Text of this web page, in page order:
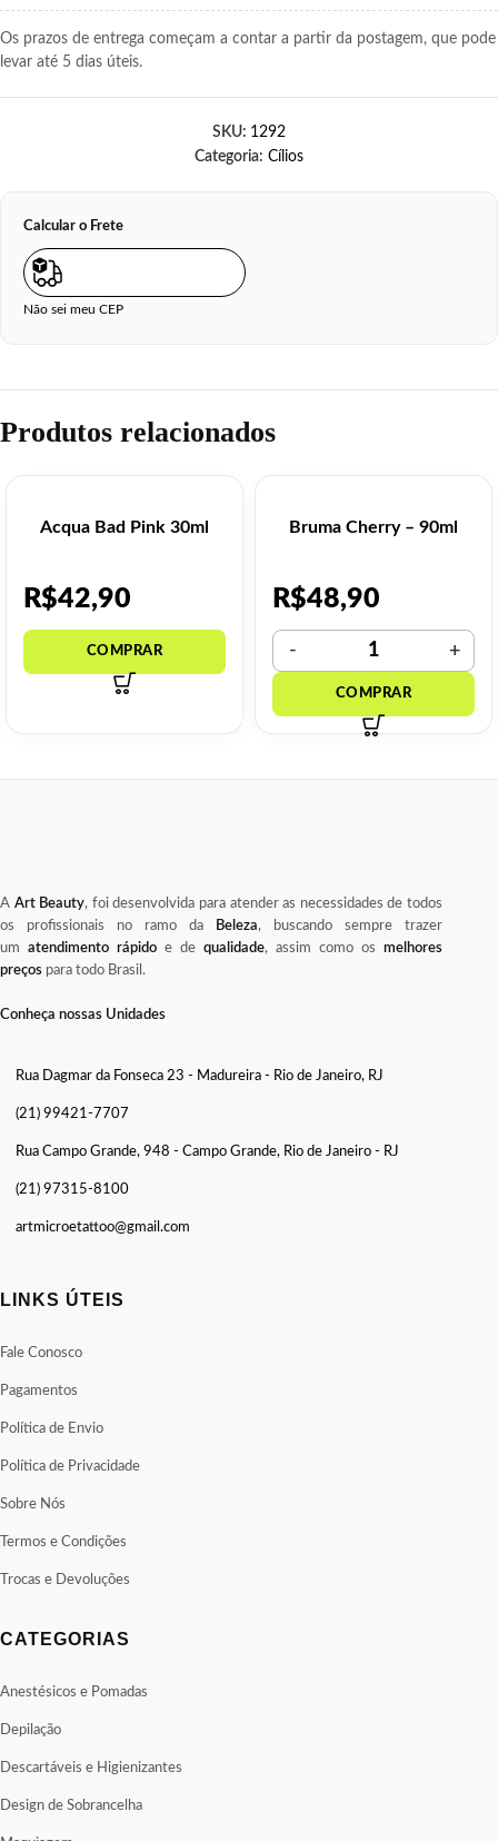
Os prazos de entrega começam a contar a partir da postagem, que pode
levar até 5 dias úteis.
SKU: 1292
Categoria: Cílios
Calcular o Frete
Não sei meu CEP
Produtos relacionados
Acqua Bad Pink 30ml
R$42,90
Bruma Cherry – 90ml
R$48,90
A Art Beauty, foi desenvolvida para atender as necessidades de todos
os profissionais no ramo da
Beleza, buscando sempre trazer
um atendimento rápido e de qualidade, assim como os melhores
preços para todo Brasil.
Conheça nossas Unidades
Rua Dagmar da Fonseca 23 - Madureira - Rio de Janeiro, RJ
(21) 99421-7707
Rua Campo Grande, 948 - Campo Grande, Rio de Janeiro - RJ
(21) 97315-8100
artmicroetattoo@gmail.com
LINKS ÚTEIS
Fale Conosco
Pagamentos
Política de Envio
Política de Privacidade
Sobre Nós
Termos e Condições
Trocas e Devoluções
CATEGORIAS
Anestésicos e Pomadas
Depilação
Descartáveis e Higienizantes
Design de Sobrancelha